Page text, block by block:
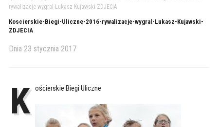
rywalizacje-wygral-Lukasz-Kujawski-ZDJECIA
Koscierskie-Biegi-Uliczne-2016-rywalizacje-wygral-Lukasz-Kujawski-
ZDJECIA
Dnia 23 stycznia 2017
K ościerskie Biegi Uliczne